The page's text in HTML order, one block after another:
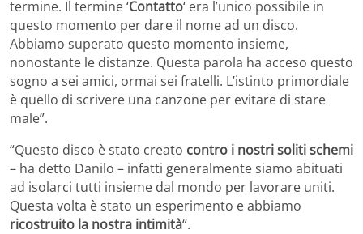
termine. Il termine ‘Contatto‘ era l’unico possibile in
questo momento per dare il nome ad un disco.
Abbiamo superato questo momento insieme,
nonostante le distanze. Questa parola ha acceso questo
sogno a sei amici, ormai sei fratelli. L’istinto primordiale
è quello di scrivere una canzone per evitare di stare
male”.
“Questo disco è stato creato contro i nostri soliti schemi
– ha detto Danilo – infatti generalmente siamo abituati
ad isolarci tutti insieme dal mondo per lavorare uniti.
Questa volta è stato un esperimento e abbiamo
ricostruito la nostra intimità“.